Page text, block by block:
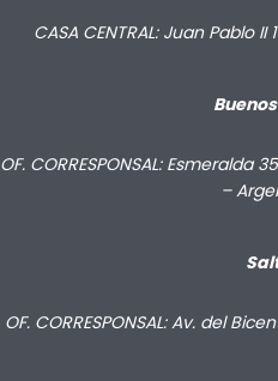
CASA CENTRAL: Juan Pablo
OF. CORRESPONSAL: Esmeralda
–
OF. CORRESPONSAL: Av. del